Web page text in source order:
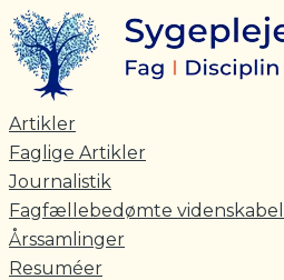
Gå
til
indholdet
Artikler
Faglige Artikler
Journalistik
Fagfællebedømte
Årssamlinger
Resuméer
Skriv
her..
Navn*